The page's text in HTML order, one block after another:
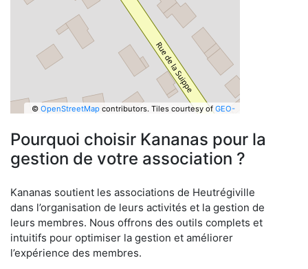
© OpenStreetMapcontributors. Tiles courtesy of GEO-
Pourquoi choisir Kananas pour la
gestion de votre association ?
Kananas soutient les associations de Heutrégiville
dans l’organisation de leurs activités et la gestion de
leurs membres. Nous offrons des outils complets et
intuitifs pour optimiser la gestion et améliorer
l’expérience des membres.